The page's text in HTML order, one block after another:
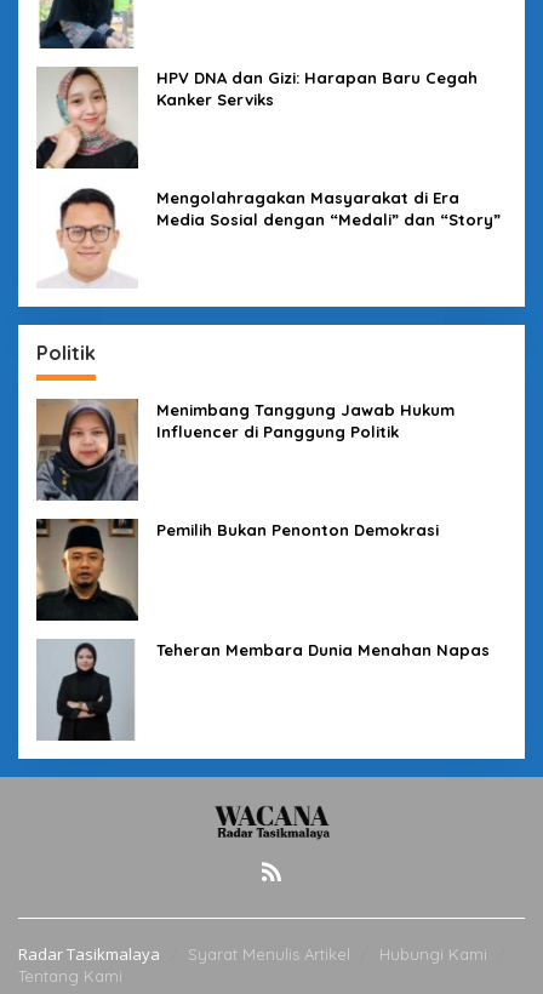
HPV DNA dan Gizi: Harapan Baru Cegah
Kanker Serviks
Mengolahragakan Masyarakat di Era
Media Sosial dengan “Medali” dan “Story”
Politik
Menimbang Tanggung Jawab Hukum
Influencer di Panggung Politik
Pemilih Bukan Penonton Demokrasi
Teheran Membara Dunia Menahan Napas
Radar Tasikmalaya Syarat Menulis Artikel
Hubungi Kami
Tentang Kami